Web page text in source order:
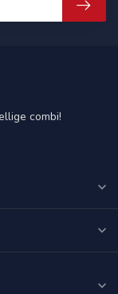
combi!